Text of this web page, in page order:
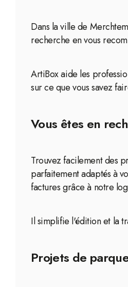
Dans la ville de
recherche en vous
ArtiBox aide les
sur ce que vous savez
Vous êtes en
Trouvez facilement des
parfaitement adaptés à
factures grâce à notre
Il simplifie l'édition et la
Projets de